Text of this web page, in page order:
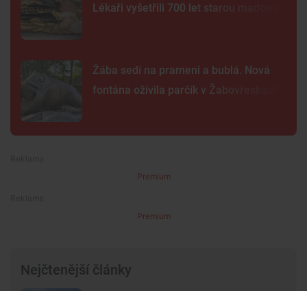
Lékaři vyšetřili 700 let starou madonu
Žába sedí na prameni a bublá. Nová
fontána oživila parčík v Žabovřeskách
Premium
Premium
Nejčtenější články